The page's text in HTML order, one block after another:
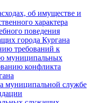
об имуществе и
характера
поведения
города Кургана
требований к
муниципальных
конфликта
муниципальной службе